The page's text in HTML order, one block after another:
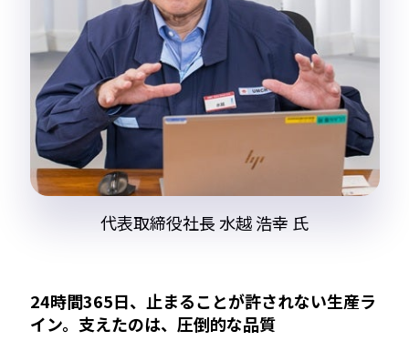
代表取締役社長 水越 浩幸 氏
24時間365日、止まることが許されない生産ラ
イン。支えたのは、圧倒的な品質